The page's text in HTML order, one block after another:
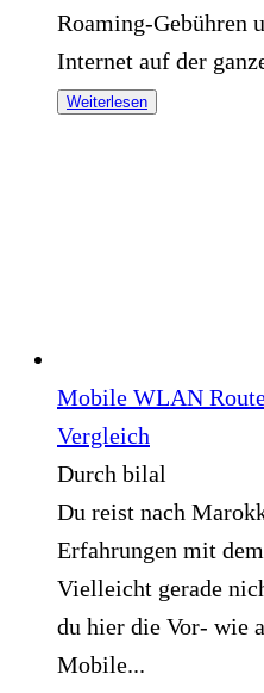
Roaming-Gebühren
Internet auf der
Weiterlesen
Mobile WLAN
Vergleich
Durch bilal
Du reist nach
Erfahrungen mit
Vielleicht gerade
du hier die Vor- wie
Mobile...